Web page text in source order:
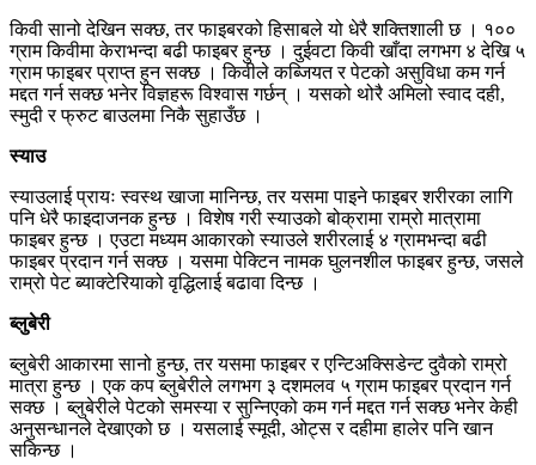
किवी सानो देखिन सक्छ, तर फाइबरको हिसाबले यो धेरै शक्तिशाली छ । १००
ग्राम किवीमा केराभन्दा बढी फाइबर हुन्छ । दुईवटा किवी खाँदा लगभग ४ देखि ५
ग्राम फाइबर प्राप्त हुन सक्छ । किवीले कब्जियत र पेटको असुविधा कम गर्न
मद्दत गर्न सक्छ भनेर विज्ञहरू विश्वास गर्छन् । यसको थोरै अमिलो स्वाद दही,
स्मुदी र फ्रुट बाउलमा निकै सुहाउँछ ।
स्याउ
स्याउलाई प्रायः स्वस्थ खाजा मानिन्छ, तर यसमा पाइने फाइबर शरीरका लागि
पनि धेरै फाइदाजनक हुन्छ । विशेष गरी स्याउको बोक्रामा राम्रो मात्रामा
फाइबर हुन्छ । एउटा मध्यम आकारको स्याउले शरीरलाई ४ ग्रामभन्दा बढी
फाइबर प्रदान गर्न सक्छ । यसमा पेक्टिन नामक घुलनशील फाइबर हुन्छ, जसले
राम्रो पेट ब्याक्टेरियाको वृद्धिलाई बढावा दिन्छ ।
ब्लुबेरी
ब्लुबेरी आकारमा सानो हुन्छ, तर यसमा फाइबर र एन्टिअक्सिडेन्ट दुवैको राम्रो
मात्रा हुन्छ । एक कप ब्लुबेरीले लगभग ३ दशमलव ५ ग्राम फाइबर प्रदान गर्न
सक्छ । ब्लुबेरीले पेटको समस्या र सुन्निएको कम गर्न मद्दत गर्न सक्छ भनेर केही
अनुसन्धानले देखाएको छ । यसलाई स्मूदी, ओट्स र दहीमा हालेर पनि खान
सकिन्छ ।